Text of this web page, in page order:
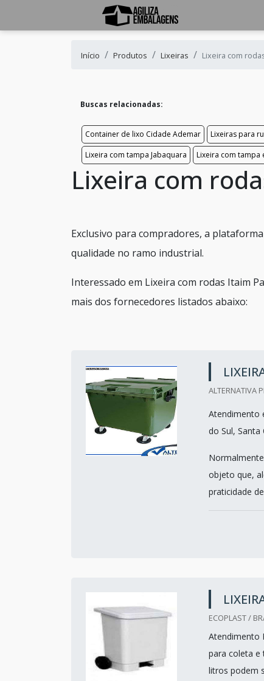
Início Produtos Lixeiras Lixeira com
Buscas relacionadas:
Container de lixo Cidade Ademar Lixeiras para
Lixeira com tampa Jabaquara
Lixeira com tampa
Lixeira com
Exclusivo para compradores, a
qualidade no ramo industrial.
Interessado em Lixeira com rodas Itaim
mais dos fornecedores listados abaixo:
ALTERNATIVA
Atendimento
do Sul, Santa
objeto que,
praticidade
ECOPLAST /
Atendimento
para coleta e
litros podem